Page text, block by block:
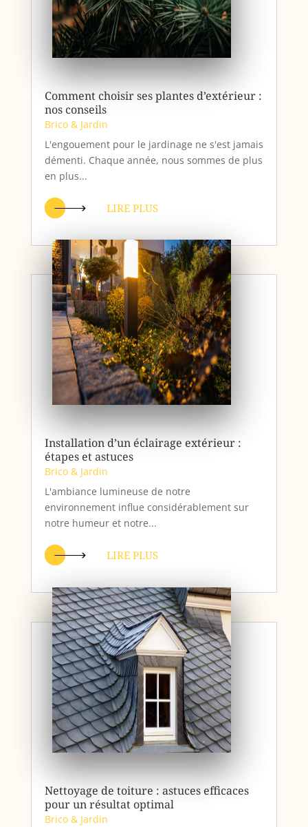
Comment choisir ses plantes d’extérieur :
nos conseils
Brico & Jardin
L'engouement pour le jardinage ne s'est jamais
démenti. Chaque année, nous sommes de plus
en plus...
LIRE PLUS
Installation d’un éclairage extérieur :
étapes et astuces
Brico & Jardin
L'ambiance lumineuse de notre
environnement influe considérablement sur
notre humeur et notre...
LIRE PLUS
Nettoyage de toiture : astuces efficaces
pour un résultat optimal
Brico & Jardin